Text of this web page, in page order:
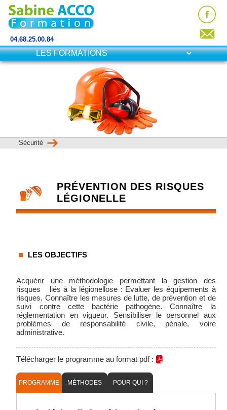
04.68.25.00.84
Sécurité
PRÉVENTION DES RISQUES
LÉGIONELLE
LES OBJECTIFS
Acquérir une méthodologie permettant la gestion des
risques liés à la légionellose : Evaluer les équipements à
risques. Connaître les mesures de lutte, de prévention et de
suivi contre cette bactérie pathogène. Connaître la
réglementation en vigueur. Sensibiliser le personnel aux
problèmes de responsabilité civile, pénale, voire
administrative.
Télécharger le programme au format pdf :
PROGRAMME MÉTHODES POUR QUI ?